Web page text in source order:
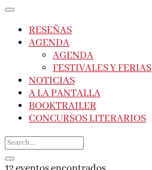
RESEÑAS
AGENDA
AGENDA
FESTIVALES Y FERIAS
NOTICIAS
A LA PANTALLA
BOOKTRAILER
CONCURSOS LITERARIOS